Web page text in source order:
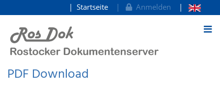
zum Inhalt
Startseite Anmelden
PDF Download